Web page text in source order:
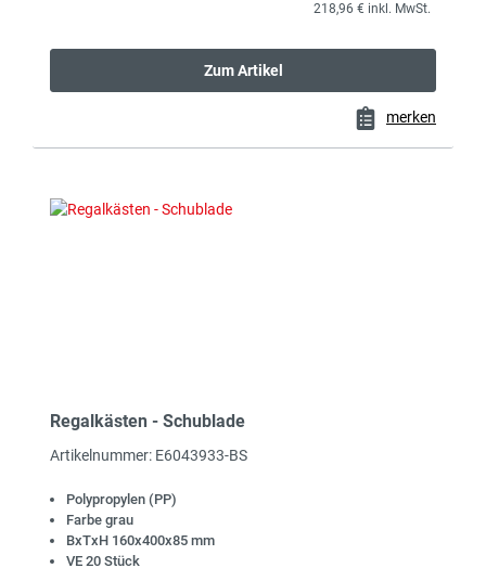
218,96 € inkl. MwSt.
Zum Artikel
merken
Regalkästen - Schublade
Artikelnummer: E6043933-BS
Polypropylen (PP)
Farbe grau
BxTxH 160x400x85 mm
VE 20 Stück